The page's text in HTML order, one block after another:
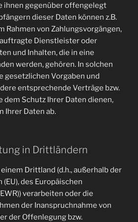
ihnen gegenüber offengelegt
dieser Daten können z.B.
Rahmen von Zahlungsvorgängen,
Dienstleister oder
und Inhalten, die in eine
werden, gehören. In solchen
gesetzlichen Vorgaben und
entsprechende Verträge bzw.
dem Schutz Ihrer Daten dienen,
Ihrer Daten ab.
in Drittländern
Drittland (d.h., außerhalb der
des Europäischen
verarbeiten oder die
der Inanspruchnahme von
der Offenlegung bzw.